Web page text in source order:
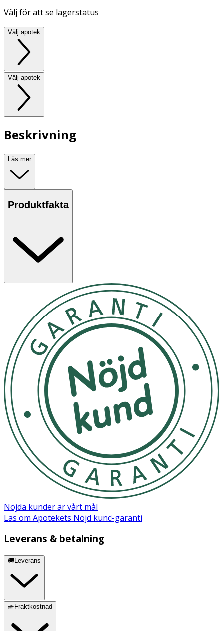
Välj för att se lagerstatus
Välj apotek
Välj apotek
Beskrivning
Läs mer
Produktfakta
Nöjda kunder är vårt mål
Läs om Apotekets Nöjd kund-garanti
Leverans & betalning
🚚Leverans
🧺Fraktkostnad